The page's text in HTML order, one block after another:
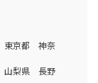
京都 神奈
梨県 長野